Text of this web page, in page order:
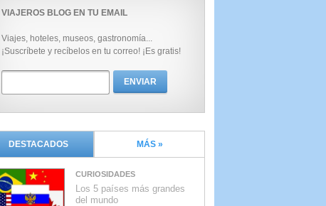
VIAJEROS BLOG EN TU EMAIL
Viajes, hoteles, museos, gastronomía...
¡Suscríbete y recíbelos en tu correo! ¡Es gratis!
DESTACADOS MÁS »
CURIOSIDADES
Los 5 países más grandes
del mundo